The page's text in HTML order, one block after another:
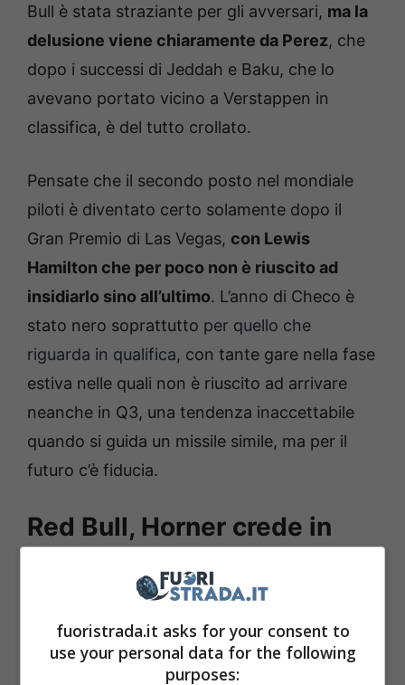
Bull è stata straziante per gli avversari, ma la
delusione viene chiaramente da Perez, che
dopo i successi di Jeddah e Baku, che lo
avevano portato vicino a Verstappen in
classifica, è del tutto crollato.
Pensate che il secondo posto nel mondiale
piloti è diventato certo solamente dopo il
Gran Premio di Las Vegas, con Lewis
Hamilton che per poco non è riuscito ad
insidiarlo sino all’ultimo. L’anno di Checo è
stato nero soprattutto per quello che
riguarda in qualifica, con tante gare nella fase
estiva nelle quali non è riuscito ad arrivare
neanche in Q3, una tendenza inaccettabile
quando si guida un missile simile, ma per il
futuro c’è fiducia.
Red Bull, Horner crede in
Sergio PerezinRed Bull, a meno che da
parte sua non arrivi un netto cambio di
fuoristrada.it asks for your consent to
use your personal data for the following
purposes: